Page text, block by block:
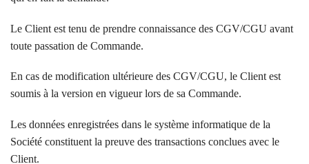
Le Client est tenu de prendre connaissance des CGV/CGU avant
toute passation de Commande.
En cas de modification ultérieure des CGV/CGU, le Client est
soumis à la version en vigueur lors de sa Commande.
Les données enregistrées dans le système informatique de la
Société constituent la preuve des transactions conclues avec le
Client.